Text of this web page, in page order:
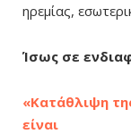
ηρεμίας,
Ίσως σε
«Κατάθλιψη
είναι